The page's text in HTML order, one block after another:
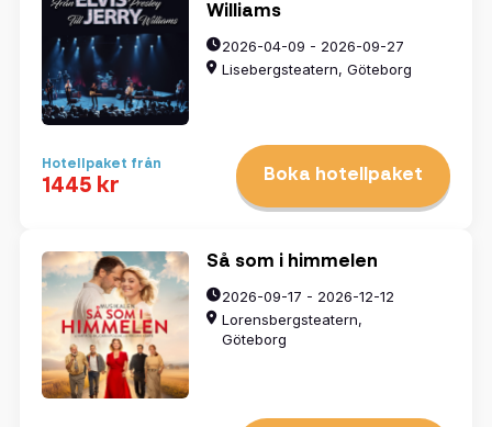
Williams
2026-04-09 - 2026-09-27
Lisebergsteatern, Göteborg
Hotellpaket från
1445 kr Boka hotellpaket
Så som i himmelen
2026-09-17 - 2026-12-12
Lorensbergsteatern,
Göteborg